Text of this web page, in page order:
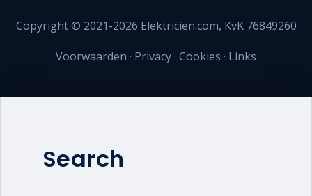
Copyright © 2021-2026 Elektricien.com, KvK 76849260
Voorwaarden · Privacy· Cookies · Links
Search